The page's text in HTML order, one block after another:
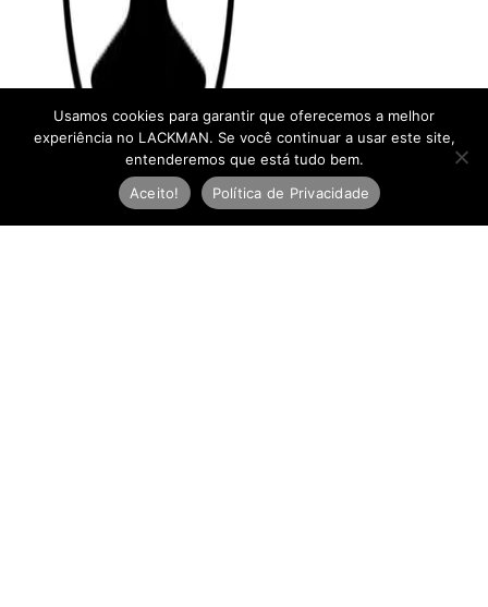
Usamos cookies para garantir que oferecemos a melhor
experiência no LACKMAN. Se você continuar a usar este site,
entenderemos que está tudo bem.
Aceito!
Política de Privacidade